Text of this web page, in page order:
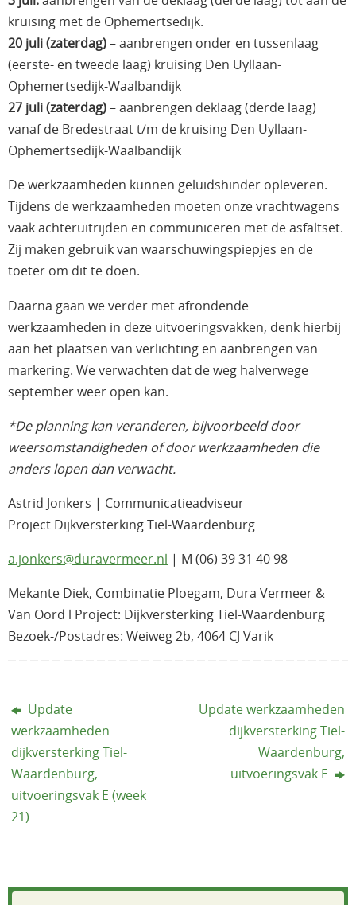
kruising met de Ophemertsedijk.
20 juli (zaterdag)– aanbrengen onder en tussenlaag
(eerste- en tweede laag) kruising Den Uyllaan-
Ophemertsedijk-Waalbandijk
27 juli (zaterdag)– aanbrengen deklaag (derde laag)
vanaf de Bredestraat t/m de kruising Den Uyllaan-
Ophemertsedijk-Waalbandijk
De werkzaamheden kunnen geluidshinder opleveren.
Tijdens de werkzaamheden moeten onze vrachtwagens
vaak achteruitrijden en communiceren met de asfaltset.
Zij maken gebruik van waarschuwingspiepjes en de
toeter om dit te doen.
Daarna gaan we verder met afrondende
werkzaamheden in deze uitvoeringsvakken, denk hierbij
aan het plaatsen van verlichting en aanbrengen van
markering. We verwachten dat de weg halverwege
september weer open kan.
*De planning kan veranderen, bijvoorbeeld door
weersomstandigheden of door werkzaamheden die
anders lopen dan verwacht.
Astrid Jonkers | Communicatieadviseur
Project Dijkversterking Tiel-Waardenburg
a.jonkers@duravermeer.nl | M (06) 39 31 40 98
Mekante Diek, Combinatie Ploegam, Dura Vermeer &
Van Oord l Project: Dijkversterking Tiel-Waardenburg
Bezoek-/Postadres: Weiweg 2b, 4064 CJ Varik
Update
werkzaamheden
dijkversterking Tiel-
Waardenburg,
uitvoeringsvak E (week
21)
Update werkzaamheden
dijkversterking Tiel-
Waardenburg,
uitvoeringsvak E